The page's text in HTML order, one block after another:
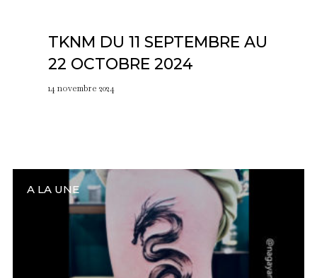
TKNM DU 11 SEPTEMBRE AU
22 OCTOBRE 2024
14 novembre 2024
A LA UNE